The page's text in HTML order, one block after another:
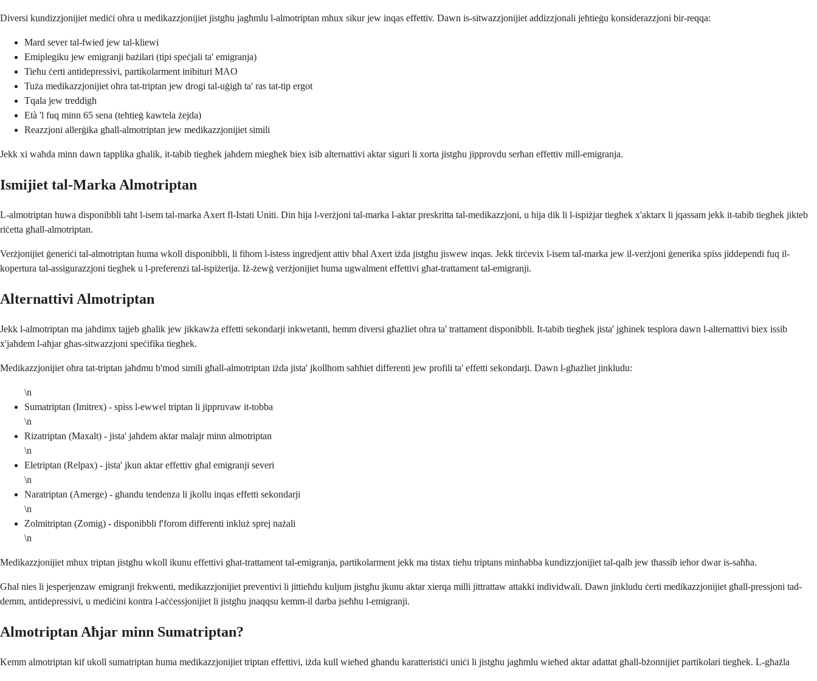
Diversi kundizzjonijiet mediċi oħra u medikazzjonijiet jistgħu jagħmlu l-almotriptan mhux sikur jew inqas effettiv. Dawn is-sitwazzjonijiet addizzjonali jeħtieġu konsiderazzjoni bir-reqqa:
Mard sever tal-fwied jew tal-kliewi
Emiplegiku jew emigranji bażilari (tipi speċjali ta' emigranja)
Tieħu ċerti antidepressivi, partikolarment inibituri MAO
Tuża medikazzjonijiet oħra tat-triptan jew drogi tal-uġigħ ta' ras tat-tip ergot
Tqala jew treddigħ
Età 'l fuq minn 65 sena (teħtieġ kawtela żejda)
Reazzjoni allerġika għall-almotriptan jew medikazzjonijiet simili
Jekk xi waħda minn dawn tapplika għalik, it-tabib tiegħek jaħdem miegħek biex isib alternattivi aktar siguri li xorta jistgħu jipprovdu serħan effettiv mill-emigranja.
Ismijiet tal-Marka Almotriptan
L-almotriptan huwa disponibbli taħt l-isem tal-marka Axert fl-Istati Uniti. Din hija l-verżjoni tal-marka l-aktar preskritta tal-medikazzjoni, u hija dik li l-ispiżjar tiegħek x'aktarx li jqassam jekk it-tabib tiegħek jikteb
riċetta għall-almotriptan.
Verżjonijiet ġeneriċi tal-almotriptan huma wkoll disponibbli, li fihom l-istess ingredjent attiv bħal Axert iżda jistgħu jiswew inqas. Jekk tirċevix l-isem tal-marka jew il-verżjoni ġenerika spiss jiddependi fuq il-
kopertura tal-assigurazzjoni tiegħek u l-preferenzi tal-ispiżerija. Iż-żewġ verżjonijiet huma ugwalment effettivi għat-trattament tal-emigranji.
Alternattivi Almotriptan
Jekk l-almotriptan ma jaħdimx tajjeb għalik jew jikkawża effetti sekondarji inkwetanti, hemm diversi għażliet oħra ta' trattament disponibbli. It-tabib tiegħek jista' jgħinek tesplora dawn l-alternattivi biex issib
x'jaħdem l-aħjar għas-sitwazzjoni speċifika tiegħek.
Medikazzjonijiet oħra tat-triptan jaħdmu b'mod simili għall-almotriptan iżda jista' jkollhom saħħiet differenti jew profili ta' effetti sekondarji. Dawn l-għażliet jinkludu:
\n
Sumatriptan (Imitrex) - spiss l-ewwel triptan li jippruvaw it-tobba
\n
Rizatriptan (Maxalt) - jista' jaħdem aktar malajr minn almotriptan
\n
Eletriptan (Relpax) - jista' jkun aktar effettiv għal emigranji severi
\n
Naratriptan (Amerge) - għandu tendenza li jkollu inqas effetti sekondarji
\n
Zolmitriptan (Zomig) - disponibbli f'forom differenti inkluż sprej nażali
\n
Medikazzjonijiet mhux triptan jistgħu wkoll ikunu effettivi għat-trattament tal-emigranja, partikolarment jekk ma tistax tieħu triptans minħabba kundizzjonijiet tal-qalb jew tħassib ieħor dwar is-saħħa.
Għal nies li jesperjenzaw emigranji frekwenti, medikazzjonijiet preventivi li jittieħdu kuljum jistgħu jkunu aktar xierqa milli jittrattaw attakki individwali. Dawn jinkludu ċerti medikazzjonijiet għall-pressjoni tad-
demm, antidepressivi, u mediċini kontra l-aċċessjonijiet li jistgħu jnaqqsu kemm-il darba jseħħu l-emigranji.
Almotriptan Aħjar minn Sumatriptan?
Kemm almotriptan kif ukoll sumatriptan huma medikazzjonijiet triptan effettivi, iżda kull wieħed għandu karatteristiċi uniċi li jistgħu jagħmlu wieħed aktar adattat għall-bżonnijiet partikolari tiegħek. L-għażla